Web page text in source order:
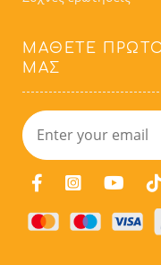
ΜΆΘΕΤΕ
ΜΑΣ